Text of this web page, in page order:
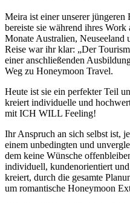
Meira ist einer unserer
bereiste sie während ihres
Monate Australien,
Reise war ihr klar: „Der
einer anschließenden
Weg zu Honeymoon Travel.
Heute ist sie ein perfekter Teil
kreiert individuelle und
mit ICH WILL Feeling!
Ihr Anspruch an sich selbst ist,
einem unbedingten und
dem keine Wünsche
individuell, kundenorientiert
kreiert, durch die gesamte
um romantische Honeymoon